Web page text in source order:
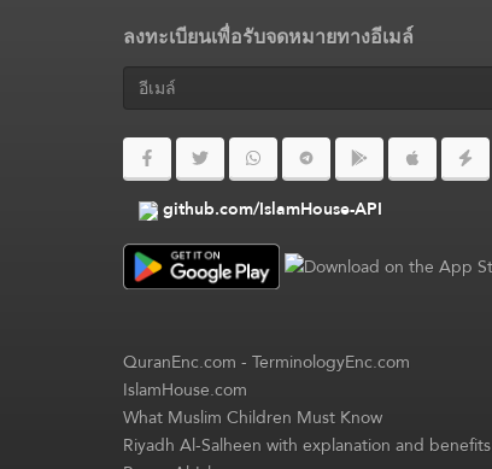
ลงทะเบียนเพื่อรับจดหมายทางอีเมล์
github.com/IslamHouse-API
QuranEnc.com-TerminologyEnc.com
IslamHouse.com
What Muslim Children Must Know
Riyadh Al-Salheen with explanation and benefits